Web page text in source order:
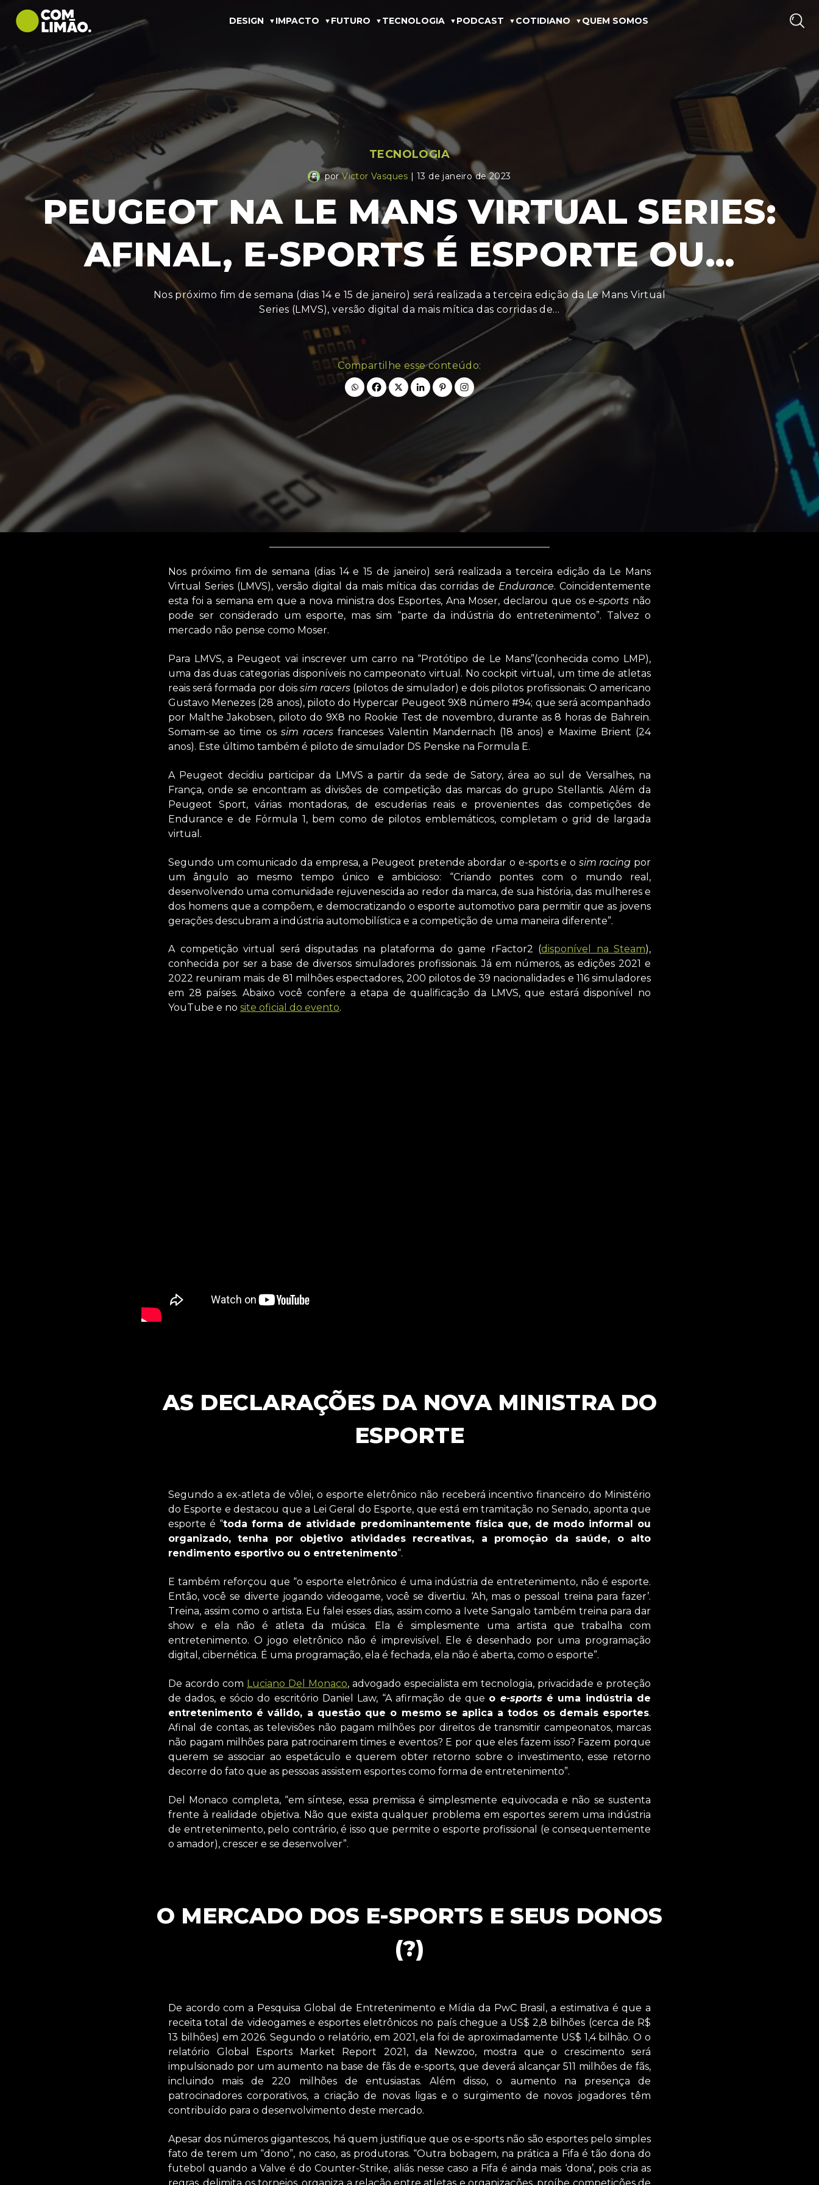
DESIGN IMPACTO FUTURO TECNOLOGIA PODCAST COTIDIANO QUEM SOMOS
TECNOLOGIA
porVictor Vasques | 13 de janeiro de 2023
PEUGEOT NA LE MANS VIRTUAL SERIES:
AFINAL, E-SPORTS É ESPORTE OU…
Nos próximo fim de semana (dias 14 e 15 de janeiro) será realizada a terceira edição da Le Mans Virtual
Series (LMVS), versão digital da mais mítica das corridas de…
Compartilhe esse conteúdo:
Nos próximo fim de semana (dias 14 e 15 de janeiro) será realizada a terceira edição da Le Mans
Virtual Series (LMVS), versão digital da mais mítica das corridas de Endurance. Coincidentemente
esta foi a semana em que a nova ministra dos Esportes, Ana Moser, declarou que ose-sports não
pode ser considerado um esporte, mas sim “parte da indústria do entretenimento”. Talvez o
mercado não pense como Moser.
Para LMVS, a Peugeot vai inscrever um carro na “Protótipo de Le Mans”(conhecida como LMP),
uma das duas categorias disponíveis no campeonato virtual. No cockpit virtual, um time de atletas
reais será formada por dois sim racers (pilotos de simulador) e dois pilotos profissionais: O americano
Gustavo Menezes (28 anos), piloto do Hypercar Peugeot 9X8 número #94; que será acompanhado
por Malthe Jakobsen, piloto do 9X8 no Rookie Test de novembro, durante as 8 horas de Bahrein.
Somam-se ao time os sim racers franceses Valentin Mandernach (18 anos) e Maxime Brient (24
anos). Este último também é piloto de simulador DS Penske na Formula E.
A Peugeot decidiu participar da LMVS a partir da sede de Satory, área ao sul de Versalhes, na
França, onde se encontram as divisões de competição das marcas do grupo Stellantis. Além da
Peugeot Sport, várias montadoras, de escuderias reais e provenientes das competições de
Endurance e de Fórmula 1, bem como de pilotos emblemáticos, completam o grid de largada
virtual.
Segundo um comunicado da empresa, a Peugeot pretende abordar o e-sports e o sim racing por
um ângulo ao mesmo tempo único e ambicioso: “Criando pontes com o mundo real,
desenvolvendo uma comunidade rejuvenescida ao redor da marca, de sua história, das mulheres e
dos homens que a compõem, e democratizando o esporte automotivo para permitir que as jovens
gerações descubram a indústria automobilística e a competição de uma maneira diferente”.
A competição virtual será disputadas na plataforma do game rFactor2 (disponível na Steam),
conhecida por ser a base de diversos simuladores profissionais. Já em números, as edições 2021 e
2022 reuniram mais de 81 milhões espectadores, 200 pilotos de 39 nacionalidades e 116 simuladores
em 28 países. Abaixo você confere a etapa de qualificação da LMVS, que estará disponível no
YouTube e no site oficial do evento.
AS DECLARAÇÕES DA NOVA MINISTRA DO
ESPORTE
Segundo a ex-atleta de vôlei, o esporte eletrônico não receberá incentivo financeiro do Ministério
do Esporte e destacou que a Lei Geral do Esporte, que está em tramitação no Senado, aponta que
esporte é “toda forma de atividade predominantemente física que, de modo informal ou
organizado, tenha por objetivo atividades recreativas, a promoção da saúde, o alto
rendimento esportivo ou o entretenimento“.
E também reforçou que “o esporte eletrônico é uma indústria de entretenimento, não é esporte.
Então, você se diverte jogando videogame, você se divertiu. ‘Ah, mas o pessoal treina para fazer’.
Treina, assim como o artista. Eu falei esses dias, assim como a Ivete Sangalo também treina para dar
show e ela não é atleta da música. Ela é simplesmente uma artista que trabalha com
entretenimento. O jogo eletrônico não é imprevisível. Ele é desenhado por uma programação
digital, cibernética. É uma programação, ela é fechada, ela não é aberta, como o esporte”.
De acordo com Luciano Del Monaco, advogado especialista em tecnologia, privacidade e proteção
de dados, e sócio do escritório Daniel Law, “A afirmação de que o e-sports é uma indústria de
entretenimento é válido, a questão que o mesmo se aplica a todos os demais esportes.
Afinal de contas, as televisões não pagam milhões por direitos de transmitir campeonatos, marcas
não pagam milhões para patrocinarem times e eventos? E por que eles fazem isso? Fazem porque
querem se associar ao espetáculo e querem obter retorno sobre o investimento, esse retorno
decorre do fato que as pessoas assistem esportes como forma de entretenimento”.
Del Monaco completa, “em síntese, essa premissa é simplesmente equivocada e não se sustenta
frente à realidade objetiva. Não que exista qualquer problema em esportes serem uma indústria
de entretenimento, pelo contrário, é isso que permite o esporte profissional (e consequentemente
o amador), crescer e se desenvolver”.
O MERCADO DOS E-SPORTS E SEUS DONOS
(?)
De acordo com a Pesquisa Global de Entretenimento e Mídia da PwC Brasil, a estimativa é que a
receita total de videogames e esportes eletrônicos no país chegue a US$ 2,8 bilhões (cerca de R$
13 bilhões) em 2026. Segundo o relatório, em 2021, ela foi de aproximadamente US$ 1,4 bilhão. O o
relatório Global Esports Market Report 2021, da Newzoo, mostra que o crescimento será
impulsionado por um aumento na base de fãs de e-sports, que deverá alcançar 511 milhões de fãs,
incluindo mais de 220 milhões de entusiastas. Além disso, o aumento na presença de
patrocinadores corporativos, a criação de novas ligas e o surgimento de novos jogadores têm
contribuído para o desenvolvimento deste mercado.
Apesar dos números gigantescos, há quem justifique que os e-sports não são esportes pelo simples
fato de terem um “dono”, no caso, as produtoras. “Outra bobagem, na prática a Fifa é tão dona do
futebol quando a Valve é do Counter-Strike, aliás nesse caso a Fifa é ainda mais ‘dona’, pois cria as